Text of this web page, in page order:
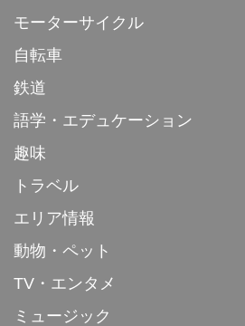
モーターサイクル
自転車
鉄道
語学・エデュケーション
趣味
トラベル
エリア情報
動物・ペット
TV・エンタメ
ミュージック